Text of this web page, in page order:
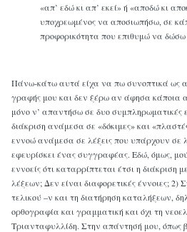
«απ’ εδώ κι απ’ εκεί» ή «αποδώ κι
υποχρεωμένος να αποσιωπήσω, σε
προφορικότητα που επιθυμώ να δώσω
Πάνω-κάτω αυτά είχα να πω συνοπτικά ως
γραφής μου και δεν ξέρω αν άφησα κάποια
μόνο ν’ απαντήσω σε δυο συμπληρωματικές
διάκριση ανάμεσα σε «δόκιμες» και
εννοώ ανάμεσα σε λέξεις που υπάρχουν σε
εφευρίσκει ένας συγγραφέας. Εδώ, όμως,
εννοείς ότι καταρρίπτεται έτσι η διάκριση
λέξεων; Δεν είναι διαφορετικές έννοιες; 2)
τελικού –ν και τη διατήρηση καταλήξεων,
ορθογραφία και γραμματική και όχι τη
Τριανταφυλλίδη. Στην απάντησή μου, όπως